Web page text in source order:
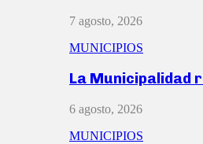
7 agosto, 2026
MUNICIPIOS
La Municipalidad
6 agosto, 2026
MUNICIPIOS